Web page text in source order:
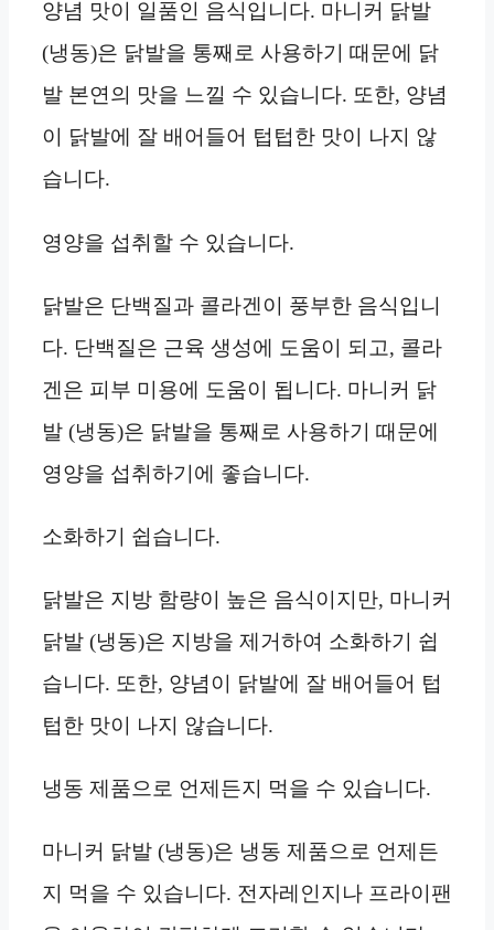
양념 맛이 일품인 음식입니다. 마니커 닭발
(냉동)은 닭발을 통째로 사용하기 때문에 닭
발 본연의 맛을 느낄 수 있습니다. 또한, 양념
이 닭발에 잘 배어들어 텁텁한 맛이 나지 않
습니다.
영양을 섭취할 수 있습니다.
닭발은 단백질과 콜라겐이 풍부한 음식입니
다. 단백질은 근육 생성에 도움이 되고, 콜라
겐은 피부 미용에 도움이 됩니다. 마니커 닭
발 (냉동)은 닭발을 통째로 사용하기 때문에
영양을 섭취하기에 좋습니다.
소화하기 쉽습니다.
닭발은 지방 함량이 높은 음식이지만, 마니커
닭발 (냉동)은 지방을 제거하여 소화하기 쉽
습니다. 또한, 양념이 닭발에 잘 배어들어 텁
텁한 맛이 나지 않습니다.
냉동 제품으로 언제든지 먹을 수 있습니다.
마니커 닭발 (냉동)은 냉동 제품으로 언제든
지 먹을 수 있습니다. 전자레인지나 프라이팬